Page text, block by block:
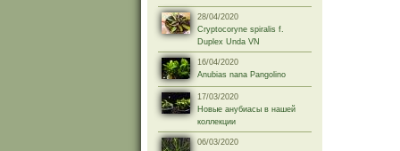
28/04/2020
Cryptocoryne spiralis f.
Duplex Unda VN
16/04/2020
Anubias nana Pangolino
17/03/2020
Новые анубиасы в нашей
коллекции
06/03/2020